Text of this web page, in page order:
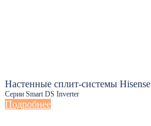
Настенные сплит-системы Hisense
Серии Smart DS Inverter
Подробнее